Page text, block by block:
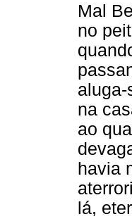
Mal
no
na
ao
havia
lá,